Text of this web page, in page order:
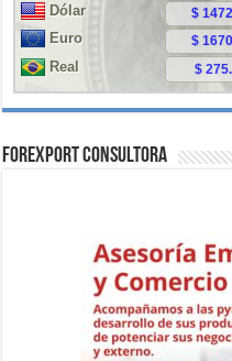
ForExport Consultora